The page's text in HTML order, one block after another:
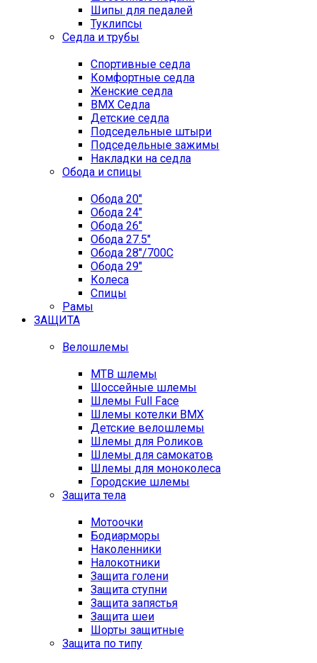
Шипы для педалей
Туклипсы
Седла и трубы
Спортивные седла
Комфортные седла
Женские седла
BMX Седла
Детские седла
Подседельные штыри
Подседельные зажимы
Накладки на седла
Обода и спицы
Обода 20"
Обода 24"
Обода 26"
Обода 27.5"
Обода 28"/700C
Обода 29"
Колеса
Спицы
Рамы
ЗАЩИТА
Велошлемы
MTB шлемы
Шоссейные шлемы
Шлемы Full Face
Шлемы котелки BMX
Детские велошлемы
Шлемы для Роликов
Шлемы для самокатов
Шлемы для моноколеса
Городские шлемы
Защита тела
Мотоочки
Бодиарморы
Наколенники
Налокотники
Защита голени
Защита ступни
Защита запястья
Защита шеи
Шорты защитные
Защита по типу